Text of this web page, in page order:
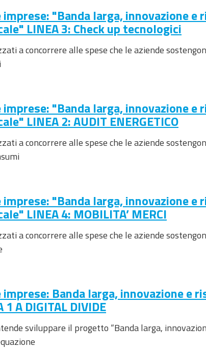
"Banda larga, innovazione e
LINEA 3: Check up tecnologici
a concorrere alle spese che le aziende
"Banda larga, innovazione e
LINEA 2: AUDIT ENERGETICO
a concorrere alle spese che le aziende
"Banda larga, innovazione e
LINEA 4: MOBILITA’ MERCI
a concorrere alle spese che le aziende
Banda larga, innovazione e
A DIGITAL DIVIDE
sviluppare il progetto “Banda larga,